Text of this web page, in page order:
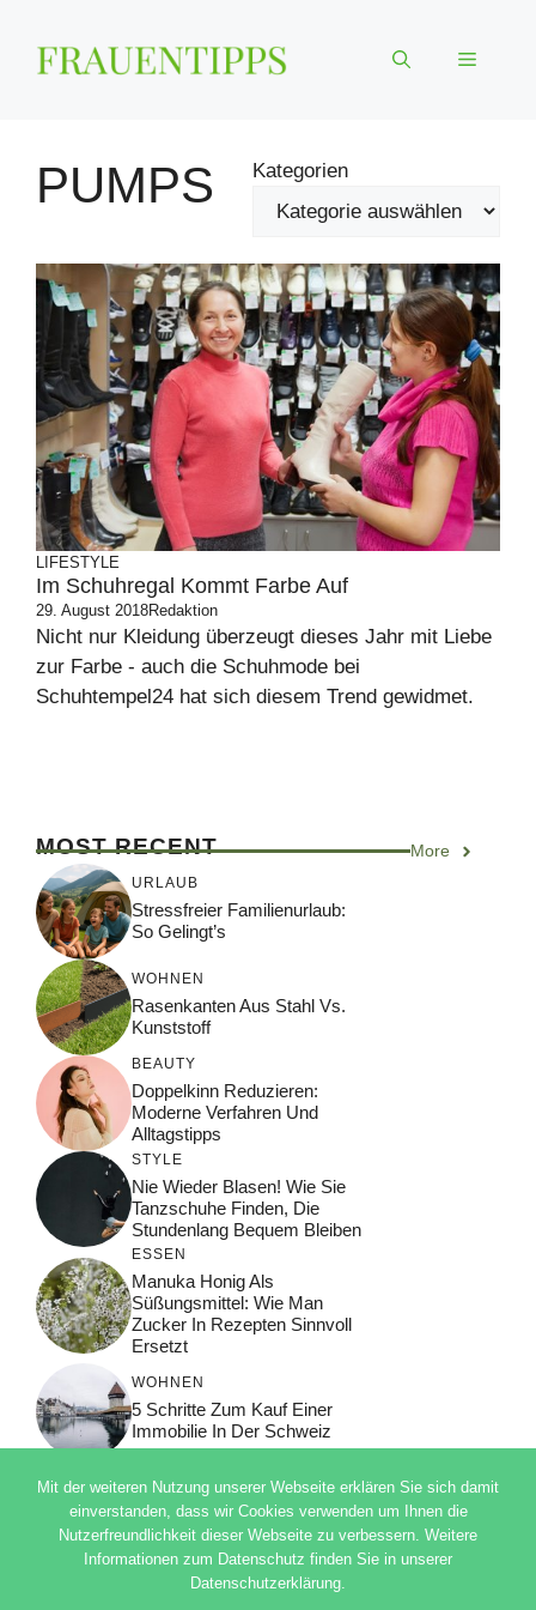
Inhalt
springen
Menü
PUMPS Kategorien
LIFESTYLE
Im Schuhregal Kommt Farbe Auf
29. August 2018Redaktion
Nicht nur Kleidung überzeugt dieses Jahr mit Liebe
zur Farbe - auch die Schuhmode bei
Schuhtempel24 hat sich diesem Trend gewidmet.
MOST RECENT More
URLAUB
Stressfreier Familienurlaub:
So Gelingt’s
WOHNEN
Rasenkanten Aus Stahl Vs.
Kunststoff
BEAUTY
Doppelkinn Reduzieren:
Moderne Verfahren Und
Alltagstipps
STYLE
Nie Wieder Blasen! Wie Sie
Tanzschuhe Finden, Die
Stundenlang Bequem Bleiben
ESSEN
Manuka Honig Als
Süßungsmittel: Wie Man
Zucker In Rezepten Sinnvoll
Ersetzt
WOHNEN
5 Schritte Zum Kauf Einer
Immobilie In Der Schweiz
© 2026 ADSIMPLE
DATENSCHUTZERKLÄRUNG
Mit der weiteren Nutzung unserer Webseite erklären Sie sich damit
einverstanden, dass wir Cookies verwenden um Ihnen die
Nutzerfreundlichkeit dieser Webseite zu verbessern. Weitere
Informationen zum Datenschutz finden Sie in unserer
Datenschutzerklärung.